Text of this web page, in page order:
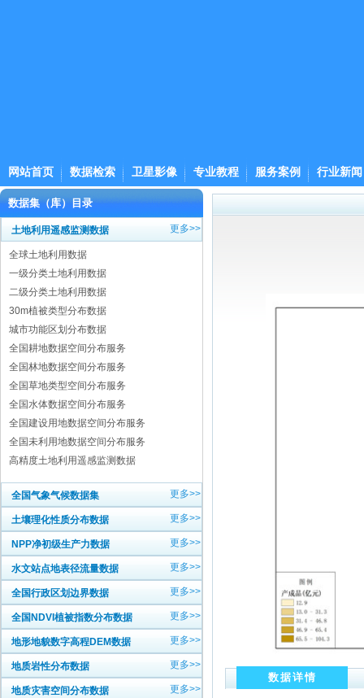
网站首页 数据检索 卫星影像 专业教程 服务案例 行业新闻
数据集（库）目录
土地利用遥感监测数据 更多>>
全球土地利用数据
一级分类土地利用数据
二级分类土地利用数据
30m植被类型分布数据
城市功能区划分布数据
全国耕地数据空间分布服务
全国林地数据空间分布服务
全国草地类型空间分布服务
全国水体数据空间分布服务
全国建设用地数据空间分布服务
全国未利用地数据空间分布服务
高精度土地利用遥感监测数据
全国气象气候数据集 更多>>
土壤理化性质分布数据 更多>>
NPP净初级生产力数据 更多>>
水文站点地表径流量数据 更多>>
全国行政区划边界数据 更多>>
全国NDVI植被指数分布数据 更多>>
地形地貌数字高程DEM数据 更多>>
地质岩性分布数据 更多>>
地质灾害空间分布数据 更多>>
数据详情